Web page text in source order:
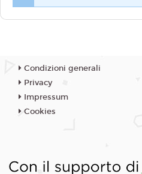
Condizioni generali
Privacy
Impressum
Cookies